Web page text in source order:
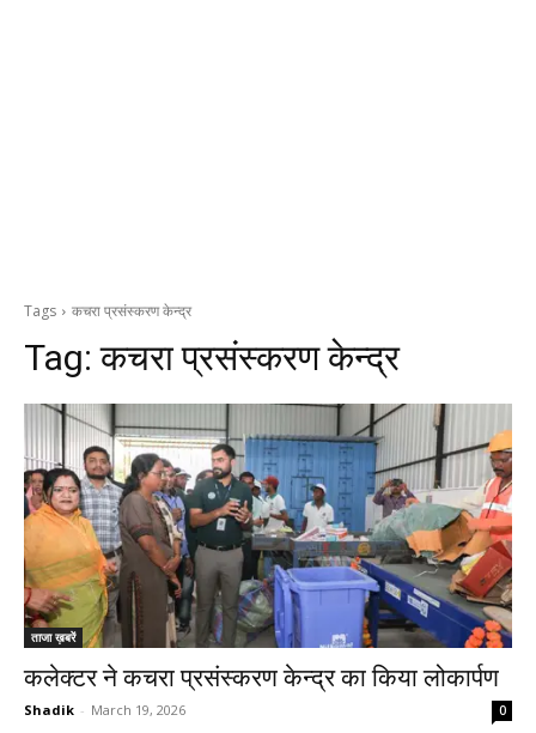
Tags कचरा प्रसंस्करण केन्द्र
Tag:कचरा प्रसंस्करण केन्द्र
ताजा ख़बरें
कलेक्टर ने कचरा प्रसंस्करण केन्द्र का किया लोकार्पण
Shadik - March 19, 2026 0